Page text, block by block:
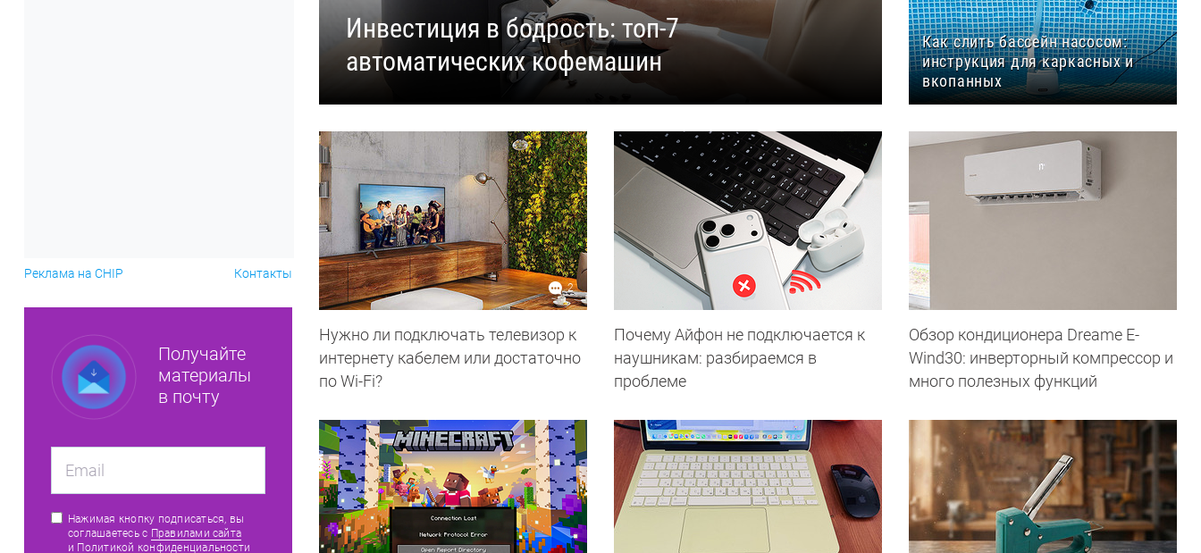
Реклама на CHIP Контакты
Получайте
материалы
в почту
Нажимая кнопку подписаться, вы
соглашаетесь с Правилами сайта
и Политикой конфиденциальности
Инвестиция в бодрость: топ-7
автоматических кофемашин
Как слить бассейн насосом:
инструкция для каркасных и
вкопанных
2
Нужно ли подключать телевизор к
интернету кабелем или достаточно
по Wi-Fi?
Почему Айфон не подключается к
наушникам: разбираемся в
проблеме
Обзор кондиционера Dreame E-
Wind30: инверторный компрессор и
много полезных функций